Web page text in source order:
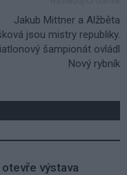
Jakub Mittner a Alžběta
jsou mistry republiky.
šampionát ovládl
Nový rybník
výstava